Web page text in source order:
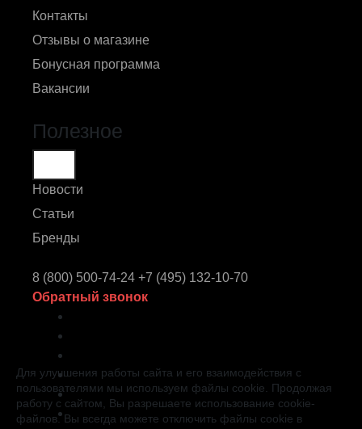
Контакты
Отзывы о магазине
Бонусная программа
Вакансии
Полезное
Новости
Статьи
Бренды
8 (800) 500-74-24 +7 (495) 132-10-70
Обратный звонок
Для улучшения работы сайта и его взаимодействия с
пользователями мы используем файлы cookie. Продолжая
работу с сайтом, Вы разрешаете использование cookie-
файлов. Вы всегда можете отключить файлы cookie в